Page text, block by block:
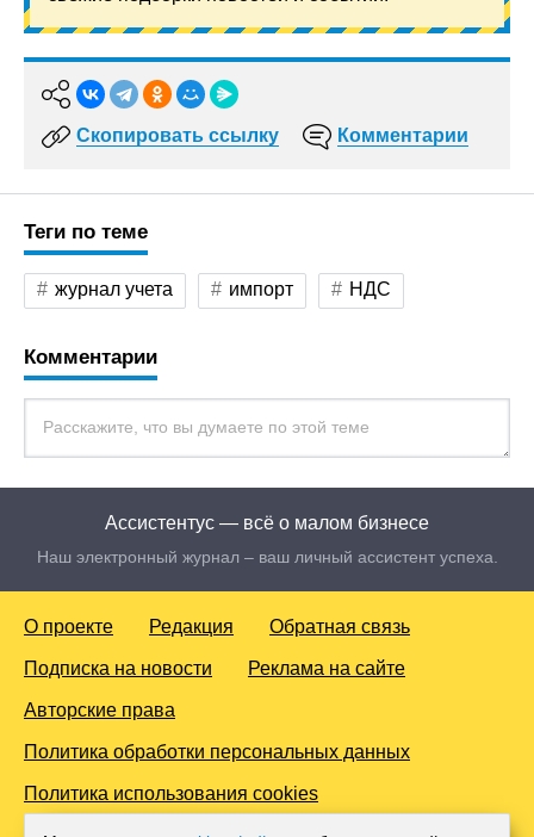
Скопировать ссылку Комментарии
Теги по теме
журнал учета импорт НДС
Комментарии
Ассистентус — всё о малом бизнесе
Наш электронный журнал – ваш личный ассистент успеха.
О проекте Редакция Обратная связь
Подписка на новости Реклама на сайте
Авторские права
Политика обработки персональных данных
Политика использования cookies